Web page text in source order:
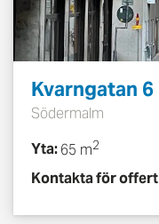
Kvarngatan 6
Södermalm
Yta:65 m2
Kontakta för offert